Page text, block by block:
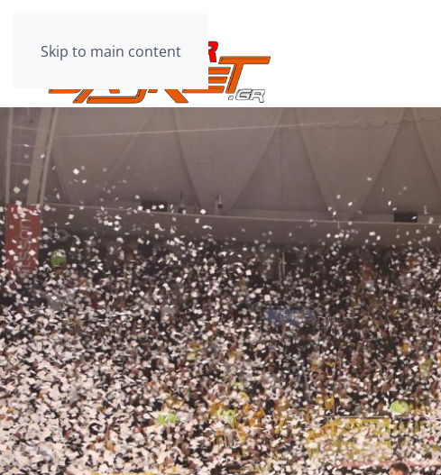
Skip to main content